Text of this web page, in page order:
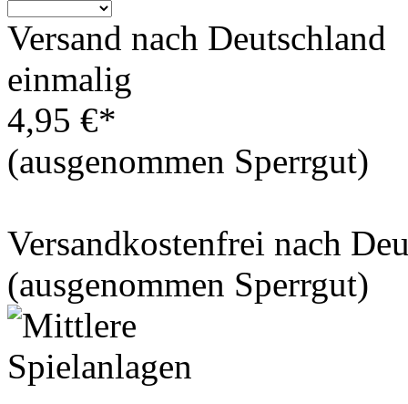
Versand nach Deutschland
einmalig
4,95 €*
(ausgenommen Sperrgut)
Versandkostenfrei nach
(ausgenommen Sperrgut)